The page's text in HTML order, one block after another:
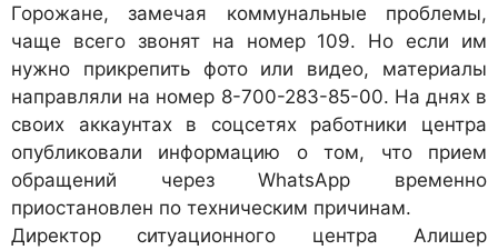
Горожане, замечая коммунальные проблемы,
чаще всего звонят на номер 109. Но если им
нужно прикрепить фото или видео, материалы
направляли на номер 8-700-283-85-00. На днях в
своих аккаунтах в соцсетях работники центра
опубликовали информацию о том, что прием
обращений через WhatsApp временно
приостановлен по техническим причинам.
Директор ситуационного центра Алишер